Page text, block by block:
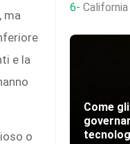
ma
e la
o
California
Come